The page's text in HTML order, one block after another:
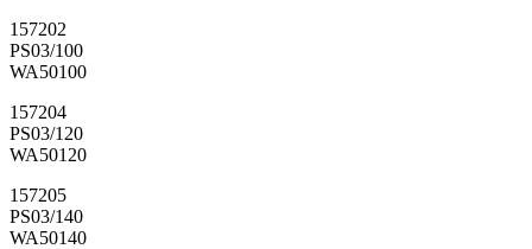
157202
PS03/100
WA50100
157204
PS03/120
WA50120
157205
PS03/140
WA50140